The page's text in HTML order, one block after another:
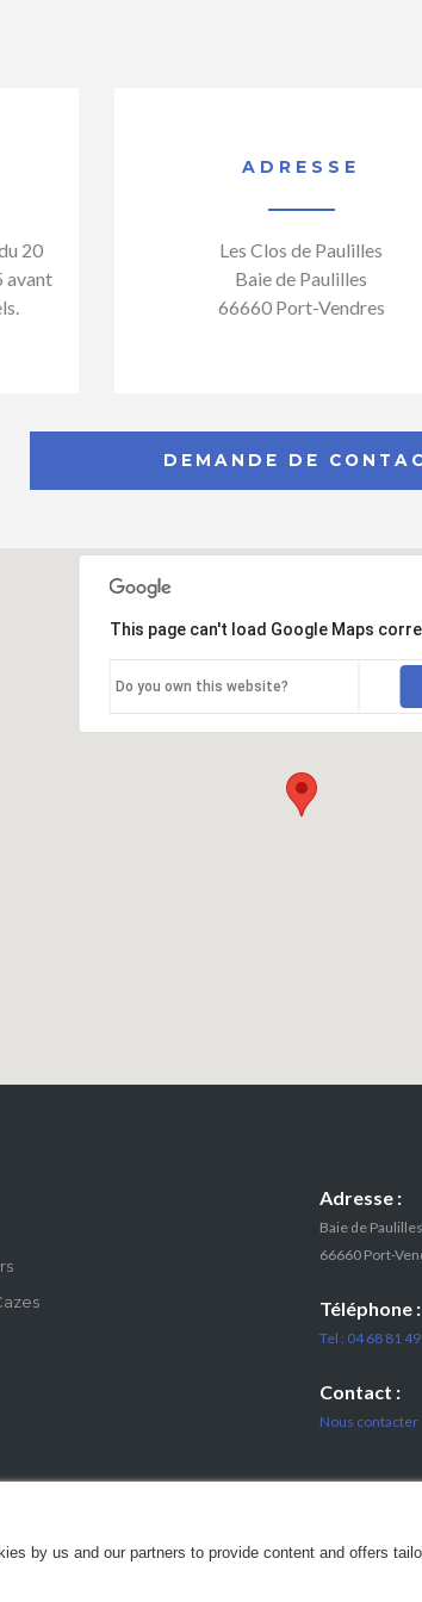
20
avant
ADRESSE
Les Clos de Paulilles
Baie de Paulilles
66660 Port-Vendres
DEMANDE DE
This page can't load Google Maps
Do you own this website?
Adresse :
Baie de Paulilles
66660 Port-
Téléphone :
Tel : 04 68 81
Contact :
Nous contacter
by us and our partners to provide content and offers